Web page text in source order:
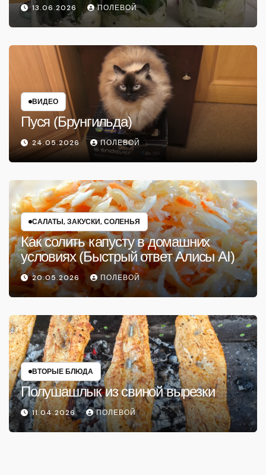
13.06.2026 ПОЛЕВОЙ
ВИДЕО
Пуся (Брунгильда)
24.05.2026 ПОЛЕВОЙ
САЛАТЫ, ЗАКУСКИ, СОЛЕНЬЯ
Как солить капусту в домашних
условиях (Быстрый ответ Алисы AI)
20.05.2026 ПОЛЕВОЙ
ВТОРЫЕ БЛЮДА
Полушашлык из свиной вырезки
11.04.2026 ПОЛЕВОЙ